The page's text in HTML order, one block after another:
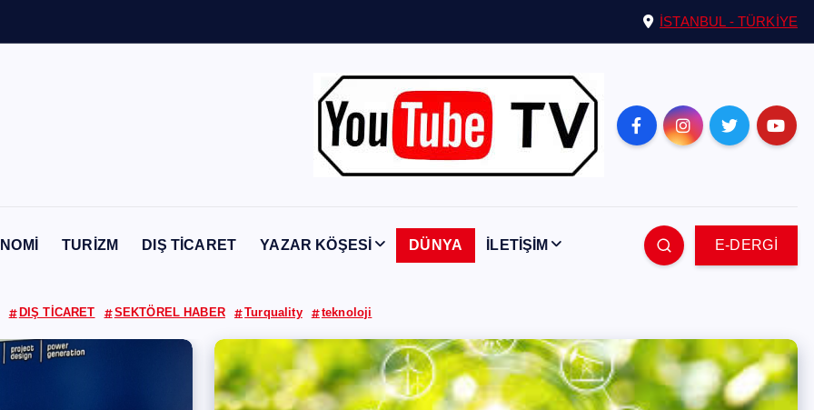
İSTANBUL - TÜRKİYE
TURİZM DIŞ TİCARET YAZAR KÖŞESİ DÜNYA İLETİŞİM E-DERGİ
DIŞ TİCARET SEKTÖREL HABER Turquality teknoloji